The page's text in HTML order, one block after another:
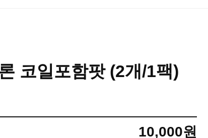
코일포함팟 (2개/1팩)
10,000원